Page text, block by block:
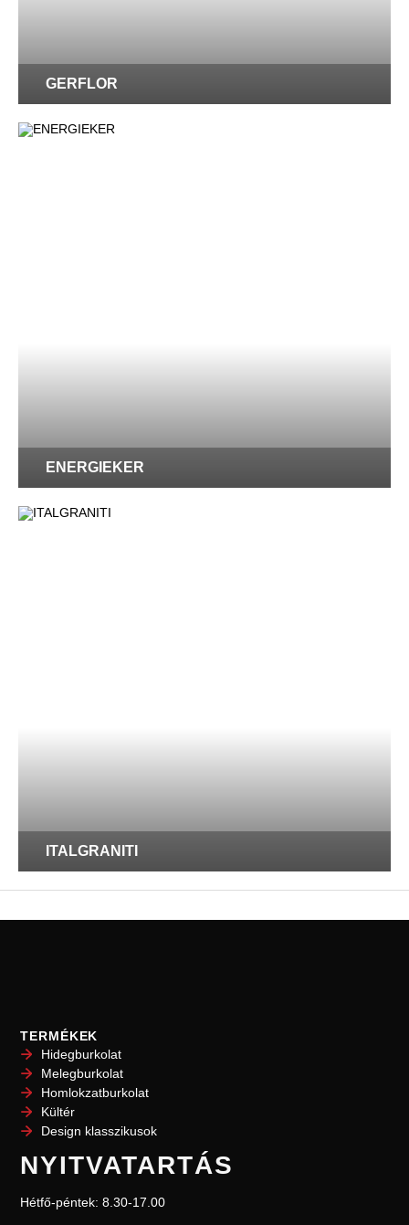
GERFLOR
ENERGIEKER
ITALGRANITI
TERMÉKEK
Hidegburkolat
Melegburkolat
Homlokzatburkolat
Kültér
Design klasszikusok
NYITVATARTÁS
Hétfő-péntek: 8.30-17.00